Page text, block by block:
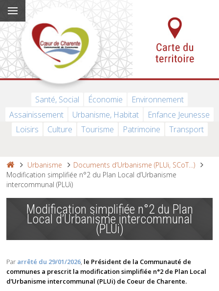
Santé, Social Économie
Environnement
Assainissement
Urbanisme, Habitat
Enfance Jeunesse
Loisirs
Culture Tourisme Patrimoine Transport
Urbanisme
Documents d’Urbanisme (PLUi, SCoT…)
Modification simplifiée n°2 du Plan Local d’Urbanisme
intercommunal (PLUi)
Modification simplifiée n°2 du Plan
Local d’Urbanisme intercommunal
(PLUi)
Par arrêté du 29/01/2026, le Président de la Communauté de
communes a prescrit la modification simplifiée n°2 de Plan Local
d’Urbanisme intercommunal (PLUi) de Coeur de Charente.